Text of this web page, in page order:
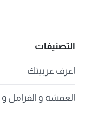
التصنيفات
اعرف عربيتك
العفشة و الفرامل و